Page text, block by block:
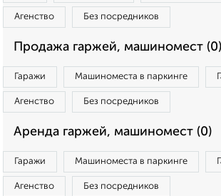
Агенство Без посредников
Продажа гаржей, машиномест (0)
Гаражи Машиноместа в паркинге
Агенство Без посредников
Аренда гаржей, машиномест (0)
Гаражи Машиноместа в паркинге
Агенство Без посредников